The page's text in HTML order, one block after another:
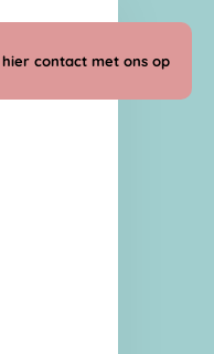
hier contact met ons op